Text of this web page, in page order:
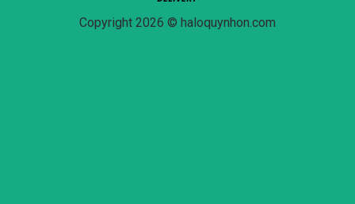
Copyright 2026 © haloquynhon.com